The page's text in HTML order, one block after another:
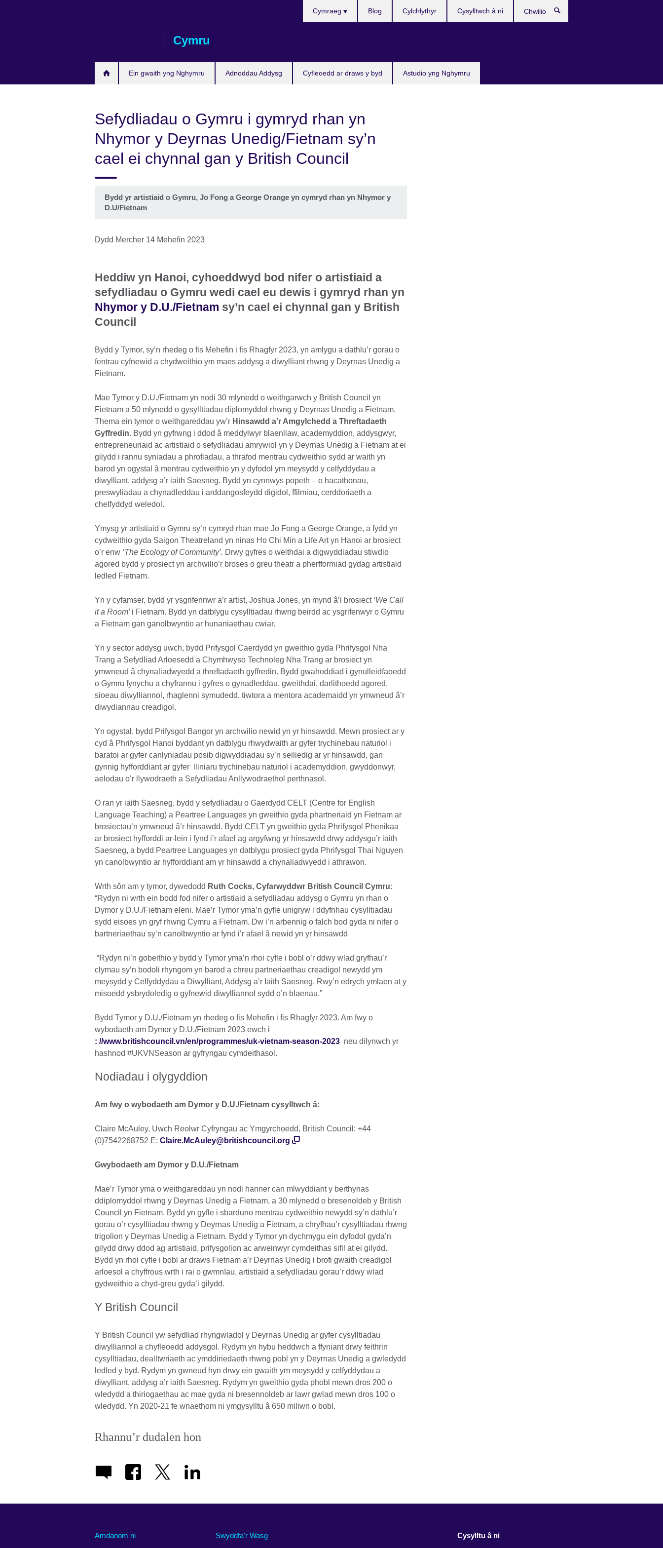
Cymru
Ein gwaith yng Nghymru Adnoddau Addysg Cyfleoedd ar draws y byd Astudio yng Nghymru
Cymraeg Blog Cylchlythyr Cysylltwch â ni
Sefydliadau o Gymru i gymryd rhan yn
Nhymor y Deyrnas Unedig/Fietnam sy’n
cael ei chynnal gan y British Council
Bydd yr artistiaid o Gymru, Jo Fong a George Orange yn cymryd rhan yn Nhymor y
D.U/Fietnam
Dydd Mercher 14 Mehefin 2023
Heddiw yn Hanoi, cyhoeddwyd bod nifer o artistiaid a
sefydliadau o Gymru wedi cael eu dewis i gymryd rhan yn
Nhymor y D.U./Fietnam sy’n cael ei chynnal gan y British
Council
Bydd y Tymor, sy’n rhedeg o fis Mehefin i fis Rhagfyr 2023, yn amlygu a dathlu’r gorau o
fentrau cyfnewid a chydweithio ym maes addysg a diwylliant rhwng y Deyrnas Unedig a
Fietnam.
Mae Tymor y D.U./Fietnam yn nodi 30 mlynedd o weithgarwch y British Council yn
Fietnam a 50 mlynedd o gysylltiadau diplomyddol rhwng y Deyrnas Unedig a Fietnam.
Thema ein tymor o weithgareddau yw’r Hinsawdd a’r Amgylchedd a Threftadaeth
Gyffredin. Bydd yn gyfrwng i ddod â meddylwyr blaenllaw, academyddion, addysgwyr,
entrepreneuriaid ac artistiaid o sefydliadau amrywiol yn y Deyrnas Unedig a Fietnam at ei
gilydd i rannu syniadau a phrofiadau, a thrafod mentrau cydweithio sydd ar waith yn
barod yn ogystal â mentrau cydweithio yn y dyfodol ym meysydd y celfyddydau a
diwylliant, addysg a’r iaith Saesneg. Bydd yn cynnwys popeth – o hacathonau,
preswyliadau a chynadleddau i arddangosfeydd digidol, ffilmiau, cerddoriaeth a
chelfyddyd weledol.
Ymysg yr artistiaid o Gymru sy’n cymryd rhan mae Jo Fong a George Orange, a fydd yn
cydweithio gyda Saigon Theatreland yn ninas Ho Chi Min a Life Art yn Hanoi ar brosiect
o’r enw ‘The Ecology of Community’. Drwy gyfres o weithdai a digwyddiadau stiwdio
agored bydd y prosiect yn archwilio’r broses o greu theatr a pherfformiad gydag artistiaid
ledled Fietnam.
Yn y cyfamser, bydd yr ysgrifennwr a’r artist, Joshua Jones, yn mynd â’i brosiect ‘We Call
it a Room’ i Fietnam. Bydd yn datblygu cysylltiadau rhwng beirdd ac ysgrifenwyr o Gymru
a Fietnam gan ganolbwyntio ar hunaniaethau cwiar.
Yn y sector addysg uwch, bydd Prifysgol Caerdydd yn gweithio gyda Phrifysgol Nha
Trang a Sefydliad Arloesedd a Chymhwyso Technoleg Nha Trang ar brosiect yn
ymwneud â chynaliadwyedd a threftadaeth gyffredin. Bydd gwahoddiad i gynulleidfaoedd
o Gymru fynychu a chyfrannu i gyfres o gynadleddau, gweithdai, darlithoedd agored,
sioeau diwylliannol, rhaglenni symudedd, tiwtora a mentora academaidd yn ymwneud â’r
diwydiannau creadigol.
Yn ogystal, bydd Prifysgol Bangor yn archwilio newid yn yr hinsawdd. Mewn prosiect ar y
cyd â Phrifysgol Hanoi byddant yn datblygu rhwydwaith ar gyfer trychinebau naturiol i
baratoi ar gyfer canlyniadau posib digwyddiadau sy’n seiliedig ar yr hinsawdd, gan
gynnig hyfforddiant ar gyfer lliniaru trychinebau naturiol i academyddion, gwyddonwyr,
aelodau o’r llywodraeth a Sefydliadau Anllywodraethol perthnasol.
O ran yr iaith Saesneg, bydd y sefydliadau o Gaerdydd CELT (Centre for English
Language Teaching) a Peartree Languages yn gweithio gyda phartneriaid yn Fietnam ar
brosiectau’n ymwneud â’r hinsawdd. Bydd CELT yn gweithio gyda Phrifysgol Phenikaa
ar brosiect hyfforddi ar-lein i fynd i’r afael ag argyfwng yr hinsawdd drwy addysgu’r iaith
Saesneg, a bydd Peartree Languages yn datblygu prosiect gyda Phrifysgol Thai Nguyen
yn canolbwyntio ar hyfforddiant am yr hinsawdd a chynaliadwyedd i athrawon.
Wrth sôn am y tymor, dywedodd Ruth Cocks, Cyfarwyddwr British Council Cymru:
“Rydyn ni wrth ein bodd fod nifer o artistiaid a sefydliadau addysg o Gymru yn rhan o
Dymor y D.U./Fietnam eleni. Mae’r Tymor yma’n gyfle unigryw i ddyfnhau cysylltiadau
sydd eisoes yn gryf rhwng Cymru a Fietnam. Dw i’n arbennig o falch bod gyda ni nifer o
bartneriaethau sy’n canolbwyntio ar fynd i’r afael â newid yn yr hinsawdd
“Rydyn ni’n gobeithio y bydd y Tymor yma’n rhoi cyfle i bobl o’r ddwy wlad gryfhau’r
clymau sy’n bodoli rhyngom yn barod a chreu partneriaethau creadigol newydd ym
meysydd y Celfyddydau a Diwylliant, Addysg a’r Iaith Saesneg. Rwy’n edrych ymlaen at y
misoedd ysbrydoledig o gyfnewid diwylliannol sydd o’n blaenau.”
Bydd Tymor y D.U./Fietnam yn rhedeg o fis Mehefin i fis Rhagfyr 2023. Am fwy o
wybodaeth am Dymor y D.U./Fietnam 2023 ewch i
: //www.britishcouncil.vn/en/programmes/uk-vietnam-season-2023 neu dilynwch yr
hashnod #UKVNSeason ar gyfryngau cymdeithasol.
Nodiadau i olygyddion
Am fwy o wybodaeth am Dymor y D.U./Fietnam cysylltwch â:
Claire McAuley, Uwch Reolwr Cyfryngau ac Ymgyrchoedd, British Council: +44
(0)7542268752 E: Claire.McAuley@britishcouncil.org
Gwybodaeth am Dymor y D.U./Fietnam
Mae’r Tymor yma o weithgareddau yn nodi hanner can mlwyddiant y berthynas
ddiplomyddol rhwng y Deyrnas Unedig a Fietnam, a 30 mlynedd o bresenoldeb y British
Council yn Fietnam. Bydd yn gyfle i sbarduno mentrau cydweithio newydd sy’n dathlu’r
gorau o’r cysylltiadau rhwng y Deyrnas Unedig a Fietnam, a chryfhau’r cysylltiadau rhwng
trigolion y Deyrnas Unedig a Fietnam. Bydd y Tymor yn dychmygu ein dyfodol gyda’n
gilydd drwy ddod ag artistiaid, prifysgolion ac arweinwyr cymdeithas sifil at ei gilydd.
Bydd yn rhoi cyfle i bobl ar draws Fietnam a’r Deyrnas Unedig i brofi gwaith creadigol
arloesol a chyffrous wrth i rai o gwmnïau, artistiaid a sefydliadau gorau’r ddwy wlad
gydweithio a chyd-greu gyda’i gilydd.
Y British Council
Y British Council yw sefydliad rhyngwladol y Deyrnas Unedig ar gyfer cysylltiadau
diwylliannol a chyfleoedd addysgol. Rydym yn hybu heddwch a ffyniant drwy feithrin
cysylltiadau, dealltwriaeth ac ymddiriedaeth rhwng pobl yn y Deyrnas Unedig a gwledydd
ledled y byd. Rydym yn gwneud hyn drwy ein gwaith ym meysydd y celfyddydau a
diwylliant, addysg a’r iaith Saesneg. Rydym yn gweithio gyda phobl mewn dros 200 o
wledydd a thiriogaethau ac mae gyda ni bresennoldeb ar lawr gwlad mewn dros 100 o
wledydd. Yn 2020-21 fe wnaethom ni ymgysylltu â 650 miliwn o bobl.
Rhannu’r dudalen hon
Amdanom ni Swyddfa'r Wasg Cysylltu â ni